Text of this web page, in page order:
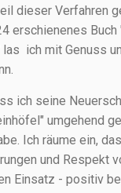
dieser Verfahren
erschienenes Buch
las ich mit Genuss
ich seine
umgehend
Ich räume ein,
und Respekt
Einsatz - positiv